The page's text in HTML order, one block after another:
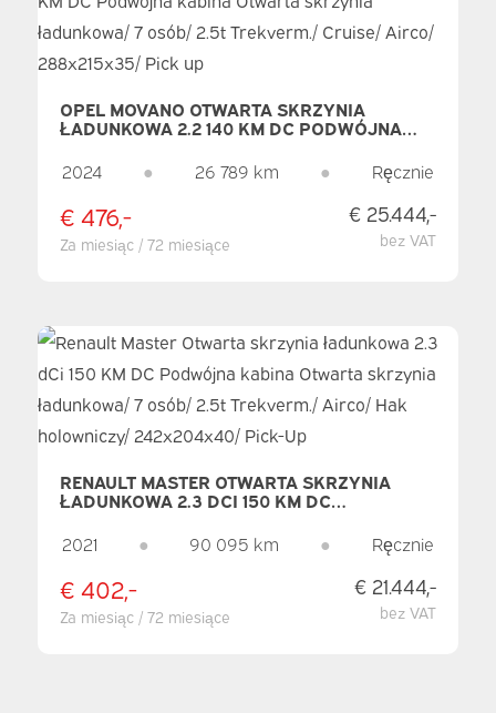
OPEL MOVANO OTWARTA SKRZYNIA
ŁADUNKOWA 2.2 140 KM DC PODWÓJNA
7 OSÓB/ 2.5T TREKVERM./ CRUISE/ AIRCO/
288X215X35/ PICK UP
2024 ● 26 789 km ● Ręcznie
€ 476,-
Za miesiąc / 72 miesiące
€ 25.444,-
bez VAT
RENAULT MASTER OTWARTA SKRZYNIA
ŁADUNKOWA 2.3 DCI 150 KM DC
ŁADUNKOWA/ 7 OSÓB/ 2.5T TREKVERM./
AIRCO/ HAK HOLOWNICZY/ 242X204X40/
2021 ● 90 095 km ● Ręcznie
€ 402,-
Za miesiąc / 72 miesiące
€ 21.444,-
bez VAT